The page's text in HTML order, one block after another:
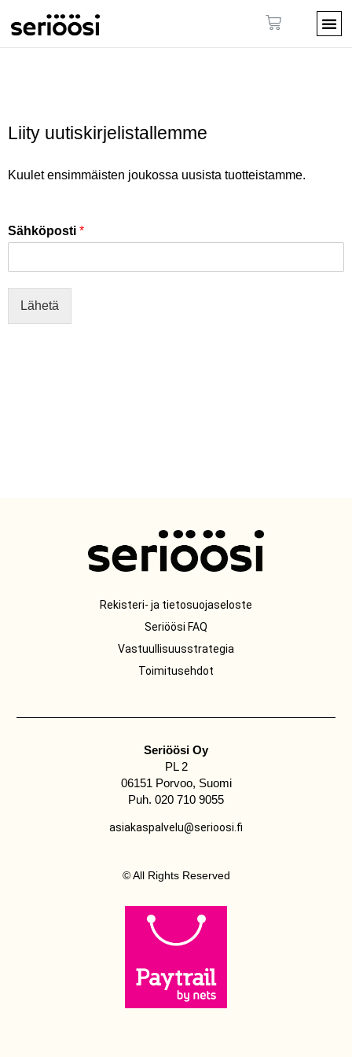
Liity uutiskirjelistallemme
Kuulet ensimmäisten joukossa uusista tuotteistamme.
Sähköposti *
Lähetä
Rekisteri- ja tietosuojaseloste
Seriöösi FAQ
Vastuullisuusstrategia
Toimitusehdot
Seriöösi Oy
PL 2
06151 Porvoo, Suomi
Puh. 020 710 9055
asiakaspalvelu@serioosi.fi
© All Rights Reserved